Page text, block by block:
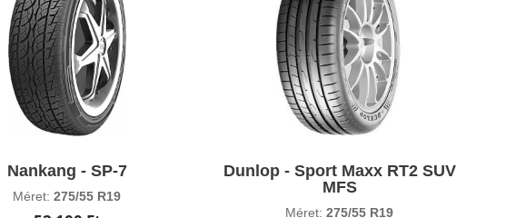
Nankang - SP-7
Méret:275/55 R19
Dunlop - Sport Maxx RT2 SUV
MFS
Méret:275/55 R19